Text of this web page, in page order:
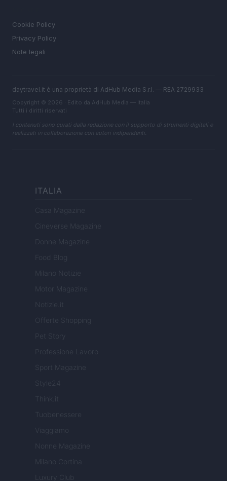
Cookie Policy
Privacy Policy
Note legali
daytravel.it è una proprietà di AdHub Media S.r.l. — REA 2729933
Copyright © 2026 · Edito da AdHub Media — Italia
Tutti i diritti riservati
I contenuti sono curati dalla redazione con il supporto di strumenti digitali e
realizzati in collaborazione con autori indipendenti.
ITALIA
Casa Magazine
Cineverse Magazine
Donne Magazine
Food Blog
Milano Notizie
Motor Magazine
Notizie.it
Offerte Shopping
Pet Story
Professione Lavoro
Sport Magazine
Style24
Think.it
Tuobenessere
Viaggiamo
Nonne Magazine
Milano Cortina
Luxury Club